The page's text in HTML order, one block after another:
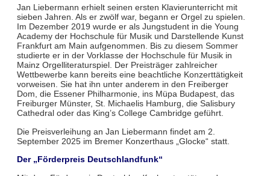
Jan Liebermann erhielt seinen ersten Klavierunterricht mit
sieben Jahren. Als er zwölf war, begann er Orgel zu spielen.
Im Dezember 2019 wurde er als Jungstudent in die Young
Academy der Hochschule für Musik und Darstellende Kunst
Frankfurt am Main aufgenommen. Bis zu diesem Sommer
studierte er in der Vorklasse der Hochschule für Musik in
Mainz Orgelliteraturspiel. Der Preisträger zahlreicher
Wettbewerbe kann bereits eine beachtliche Konzerttätigkeit
vorweisen. Sie hat ihn unter anderem in den Freiberger
Dom, die Essener Philharmonie, ins Müpa Budapest, das
Freiburger Münster, St. Michaelis Hamburg, die Salisbury
Cathedral oder das King’s College Cambridge geführt.
Die Preisverleihung an Jan Liebermann findet am 2.
September 2025 im Bremer Konzerthaus „Glocke“ statt.
Der „Förderpreis Deutschlandfunk“